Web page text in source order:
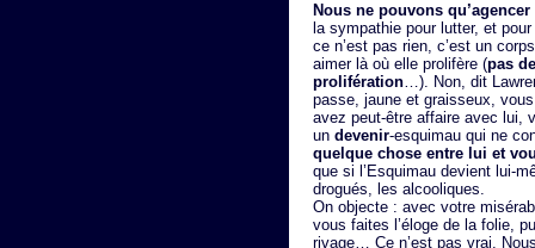
Nous ne pouvons
la sympathie pour lutter, et
ce n’est pas rien, c’est un
aimer là où elle prolifère (pas
prolifération…). Non, dit
passe, jaune et graisseux,
avez peut-être affaire avec lui,
un devenir-esquimau qui ne
quelque chose entre lui et
que si l’Esquimau devient lui-
drogués, les alcooliques.
On objecte : avec votre
vous faites l’éloge de la folie,
rivage… Ce n’est pas vrai.